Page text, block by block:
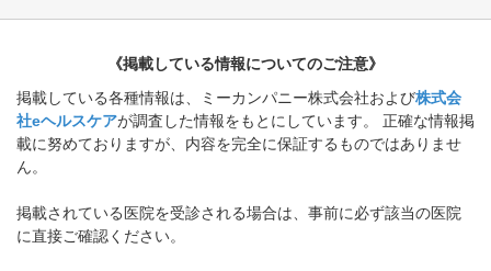
《掲載している情報についてのご注意》
掲載している各種情報は、ミーカンパニー株式会社および株式会
社eヘルスケアが調査した情報をもとにしています。 正確な情報掲
載に努めておりますが、内容を完全に保証するものではありませ
ん。
掲載されている医院を受診される場合は、事前に必ず該当の医院
に直接ご確認ください。